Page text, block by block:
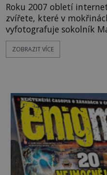
Roku 2007 obletí
zvířete, které v
vyfotografuje sokolník
některých teorií se jedná
který se v této oblasti
vraždícího monstra,
ZOBRAZIT VÍCE